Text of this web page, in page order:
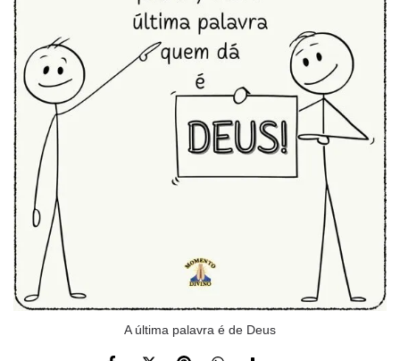
A última palavra é de Deus